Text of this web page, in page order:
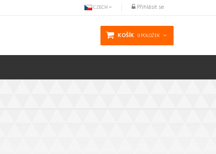
Přihlásit se
CZECH
KOŠÍK 0 POLOŽEK